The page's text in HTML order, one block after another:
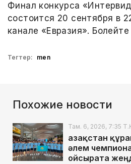
Финал конкурса
состоится 20 сентября в
канале «Евразия».
Тегтер: men
Похожие новости
Там. 6, 2026, 7:35 Т.Қ.
Қазақстан
әлем
ойсырата